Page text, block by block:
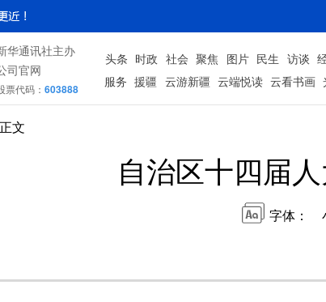
华通讯社主办
司官网
票代码： 603888
头条 时政 社会 聚焦 图片 民生 访谈
服务 援疆 云游新疆 云端悦读 云看书画
文
自治区十四届
字体：